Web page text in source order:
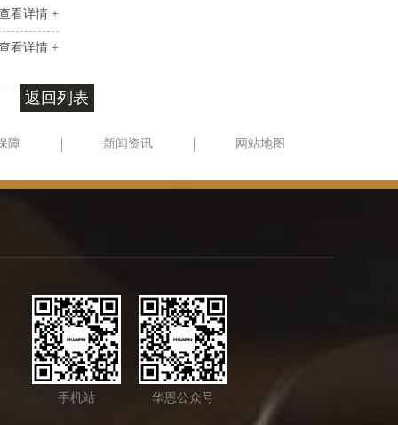
看详情 +
看详情 +
返回列表
障 新闻资讯 网站地图
手机站 华恩公众号